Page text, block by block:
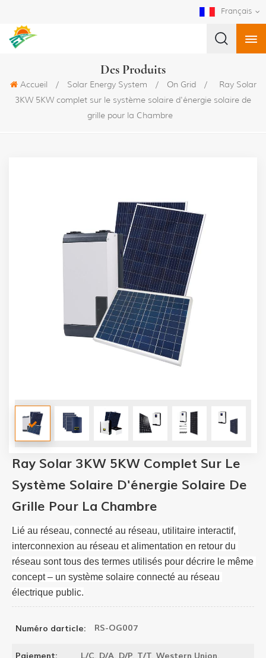
Français
Des Produits
Accueil / Solar Energy System / On Grid /
Ray Solar
3KW 5KW complet sur le système solaire d'énergie solaire de
grille pour la Chambre
Ray Solar 3KW 5KW Complet Sur Le
Système Solaire D'énergie Solaire De
Grille Pour La Chambre
Lié au réseau, connecté au réseau, utilitaire interactif,
interconnexion au réseau et alimentation en retour du
réseau sont tous des termes utilisés pour décrire le même
concept – un système solaire connecté au réseau
électrique public.
Numéro darticle: RS-OG007
L/C, D/A, D/P, T/T, Western Union,